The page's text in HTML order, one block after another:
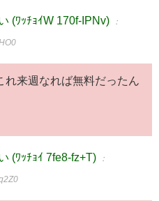
(ﾜｯﾁｮｲW 170f-IPNv) ：
れ来週なれば無料だったん
(ﾜｯﾁｮｲ 7fe8-fz+T) ：